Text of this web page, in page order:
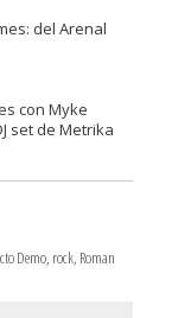
del Arenal
con Myke
set de Metrika
Demo, rock, Roman